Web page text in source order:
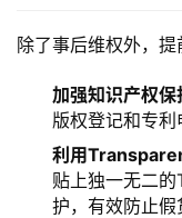
除了事后维权外，提
加强知识产权保
版权登记和专利
利用
贴上独一无二
护，有效防止假